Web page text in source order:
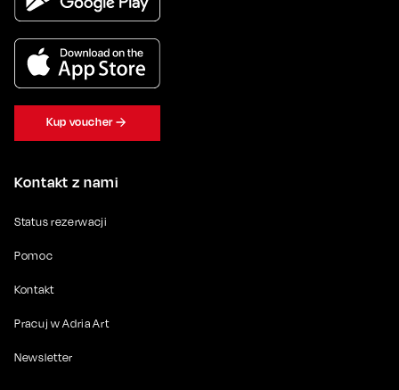
Kontakt z nami
Status rezerwacji
Pomoc
Kontakt
Pracuj w Adria Art
Newsletter
Kup voucher